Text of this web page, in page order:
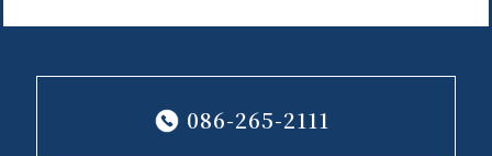
086-265-2111